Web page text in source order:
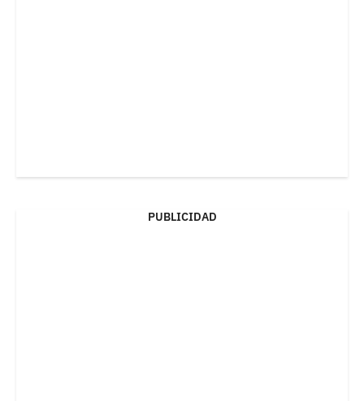
PUBLICIDAD